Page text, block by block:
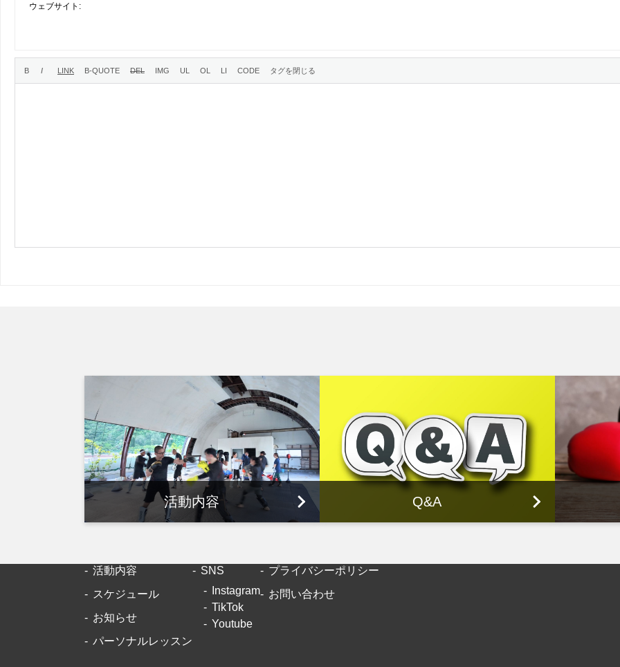
ウェブサイト:
活動内容 Q&A
活動内容
スケジュール
お知らせ
パーソナルレッスン
SNS
Instagram
TikTok
Youtube
プライバシーポリシー
お問い合わせ